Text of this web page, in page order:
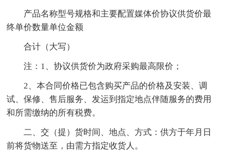
产品名称型号规格和主要配置媒体价协议供货价最
终单价数量单位金额
合计（大写）
注：1、协议供货价为政府采购最高限价；
2、本合同价格已包含购买产品的价格及安装、调
试、保修、售后服务、发运到指定地点伴随服务的费用
和所需缴纳的所有税费。
二、交（提）货时间、地点、方式：供方于年月日
前将货物送至，由需方指定收货人。